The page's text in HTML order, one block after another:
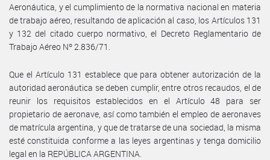
Aeronáutica, y el cumplimiento de la normativa nacional en materia
de trabajo aéreo, resultando de aplicación al caso, los Artículos 131
y 132 del citado cuerpo normativo, el Decreto Reglamentario de
Trabajo Aéreo Nº 2.836/71.
Que el Artículo 131 establece que para obtener autorización de la
autoridad aeronáutica se deben cumplir, entre otros recaudos, el de
reunir los requisitos establecidos en el Artículo 48 para ser
propietario de aeronave, así como también el empleo de aeronaves
de matrícula argentina, y que de tratarse de una sociedad, la misma
esté constituida conforme a las leyes argentinas y tenga domicilio
legal en la REPÚBLICA ARGENTINA.